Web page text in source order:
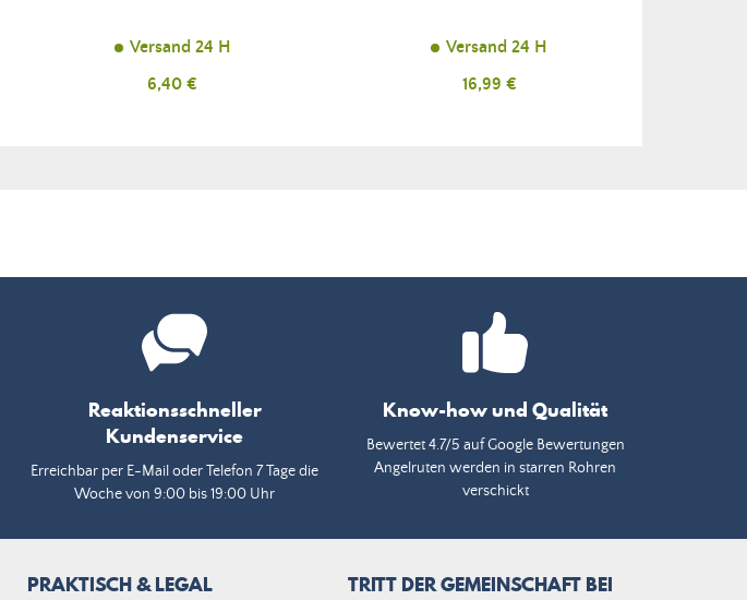
Versand 24 H
Preis
6,40 €
Versand 24 H
Preis
16,99 €
Reaktionsschneller
Kundenservice
Erreichbar per E-Mail oder Telefon 7 Tage die
Woche von 9:00 bis 19:00 Uhr
Know-how und Qualität
Bewertet 4.7/5 auf Google Bewertungen
Angelruten werden in starren Rohren
verschickt
PRAKTISCH & LEGAL TRITT DER GEMEINSCHAFT BEI